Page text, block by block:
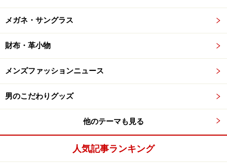
メガネ・サングラス
財布・革小物
メンズファッションニュース
男のこだわりグッズ
他のテーマも見る
人気記事ランキング